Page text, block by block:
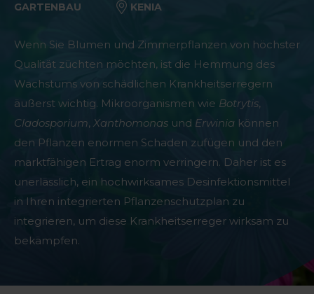
Produkte
Alle Fälle
Produkte
Alle Fälle
Produkte
Alle Fälle
Produkte Medical Support
alle Fälle
GARTENBAU KENIA
Wenn Sie Blumen und Zimmerpflanzen von höchster
Qualität züchten möchten, ist die Hemmung des
Wachstums von schädlichen Krankheitserregern
äußerst wichtig. Mikroorganismen wie Botrytis,
Cladosporium, Xanthomonas und Erwinia können
den Pflanzen enormen Schaden zufügen und den
marktfähigen Ertrag enorm verringern. Daher ist es
unerlässlich, ein hochwirksames Desinfektionsmittel
in Ihren integrierten Pflanzenschutzplan zu
integrieren, um diese Krankheitserreger wirksam zu
bekämpfen.